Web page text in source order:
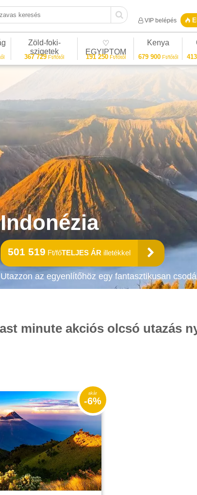
keresés
VIP belépés
Zöld-foki-
szigetek
367 729 Ft/főtől
♡
EGYIPTOM
191 250Ft/főtől
Kenya
679 900Ft/főtől
Indonézia
501 519 Ft/főTELJES ÁR illetékkel
Utazzon az egyenlítőhöz egy fantasztikusan
minute akciós olcsó utazás
-6%